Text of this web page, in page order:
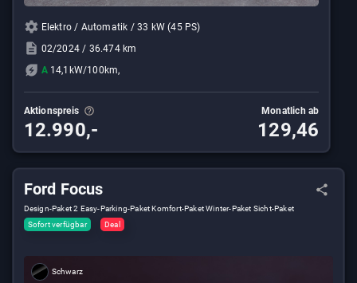
Elektro / Automatik / 33 kW (45 PS)
02/2024 / 36.474 km
A 14,1kW/100km,
Aktionspreis
12.990,-
Monatlich ab
129,46
Ford Focus
Design-Paket 2 Easy-Parking-Paket Komfort-Paket Winter-Paket Sicht-Paket
Sofort verfügbar
Deal
Schwarz